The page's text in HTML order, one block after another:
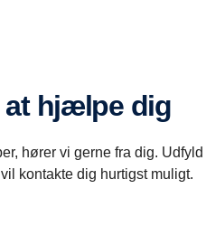
at hjælpe dig
hører vi gerne fra dig. Udfyld
kontakte dig hurtigst muligt.